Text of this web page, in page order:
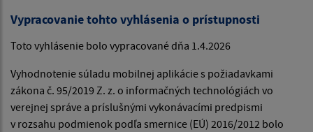
Vypracovanie tohto vyhlásenia o prístupnosti
Toto vyhlásenie bolo vypracované dňa 1.4.2026
Vyhodnotenie súladu mobilnej aplikácie s požiadavkami
zákona č. 95/2019 Z. z. o informačných technológiách vo
verejnej správe a príslušnými vykonávacími predpismi
v rozsahu podmienok podľa smernice (EÚ) 2016/2012 bolo